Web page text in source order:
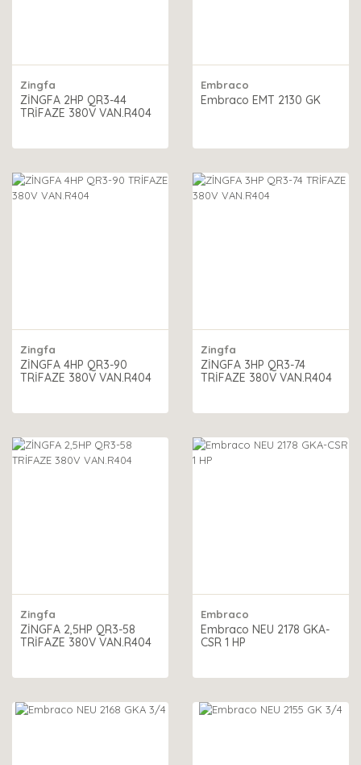
Zingfa
ZİNGFA 2HP QR3-44
TRİFAZE 380V VAN.R404
Embraco
Embraco EMT 2130 GK
Zingfa
ZİNGFA 4HP QR3-90
TRİFAZE 380V VAN.R404
Zingfa
ZİNGFA 3HP QR3-74
TRİFAZE 380V VAN.R404
Zingfa
ZİNGFA 2,5HP QR3-58
TRİFAZE 380V VAN.R404
Embraco
Embraco NEU 2178 GKA-
CSR 1 HP